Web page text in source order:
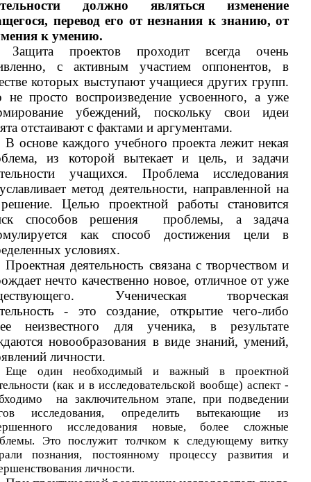
должно являться изменение
перевод его от незнания к знанию, от
к умению.
Защита проектов проходит всегда очень
с активным участием оппонентов, в
которых выступают учащиеся других групп.
не просто воспроизведение усвоенного, а уже
убеждений, поскольку свои идеи
отстаивают с фактами и аргументами.
В основе каждого учебного проекта лежит некая
из которой вытекает и цель, и задачи
учащихся. Проблема исследования
метод деятельности, направленной на
Целью проектной работы становится
способов решения проблемы, а задача
как способ достижения цели в
условиях.
Проектная деятельность связана с творчеством и
нечто качественно новое, отличное от уже
Ученическая творческая
- это создание, открытие чего-либо
неизвестного для ученика, в результате
новообразования в виде знаний, умений,
личности.
Еще один необходимый и важный в проектной
(как и в исследовательской вообще) аспект -
на заключительном этапе, при подведении
исследования, определить вытекающие из
исследования новые, более сложные
Это послужит толчком к следующему витку
познания, постоянному процессу развития и
личности.